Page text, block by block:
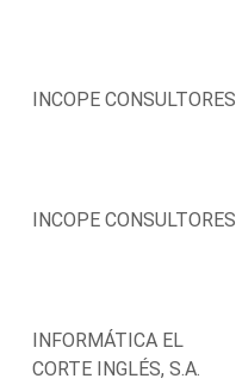
INCOPE CONSULTORES
INCOPE CONSULTORES
INFORMÁTICA EL
CORTE INGLÉS, S.A.